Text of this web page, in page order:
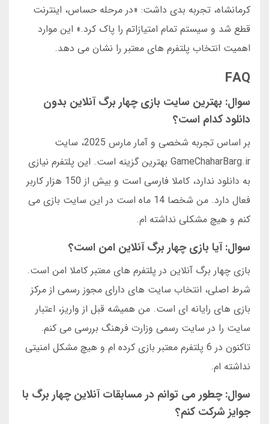
کرمانشاه، تجربه بدی داشت: «در مرحله حساس، اینترنت
قطع شد و سیستم تمام امتیازاتم را پاک کرد.» این موارد
اهمیت انتخاب پلتفرم های معتبر را نشان می دهد.
FAQ
سوال: بهترین سایت بازی چهار برگ آنلاین بدون
دانلود کدام است؟
بر اساس تجربه شخصی و آمار مارس 2025، سایت
GameChaharBarg.ir بهترین گزینه است. این پلتفرم نیازی
به دانلود ندارد، کاملا فارسی است و بیش از 150 هزار کاربر
فعال دارد. من شخصا 14 ماه است در این سایت بازی می
کنم و هیچ مشکلی نداشته ام.
سوال: آیا بازی چهار برگ آنلاین امن است؟
بازی چهار برگ آنلاین در پلتفرم های معتبر کاملا امن است.
شرط اصلی، انتخاب سایت های دارای مجوز رسمی از مرکز
بازی های رایانه ای است. من همیشه قبل از واریز، اعتبار
سایت را در سایت رسمی وزارت فرهنگ بررسی می کنم.
تاکنون در 6 پلتفرم معتبر بازی کرده ام و هیچ مشکل امنیتی
نداشته ام.
سوال: چطور می توانم در مسابقات آنلاین چهار برگ با
جوایز شرکت کنم؟